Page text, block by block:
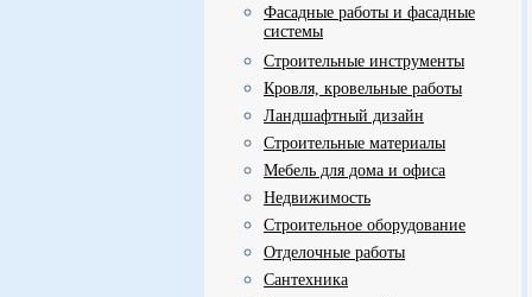
Фасадные работы и фасадные
системы
Строительные инструменты
Кровля, кровельные работы
Ландшафтный дизайн
Строительные материалы
Мебель для дома и офиса
Недвижимость
Строительное оборудование
Отделочные работы
Сантехника